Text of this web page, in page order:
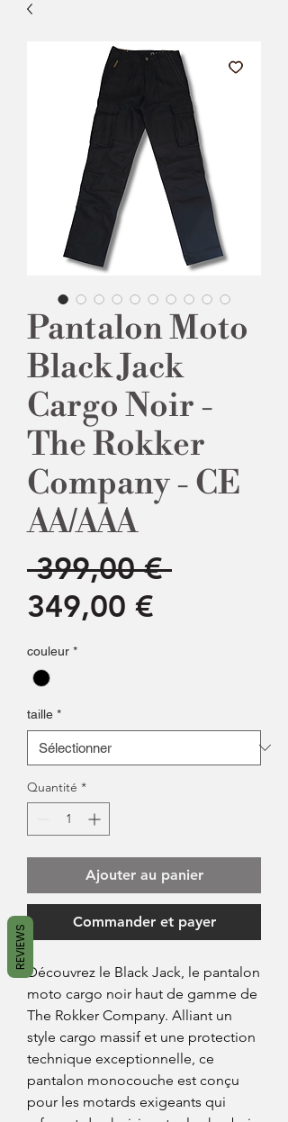
Pantalon Moto
Black Jack
Cargo Noir -
The Rokker
Company - CE
AA/AAA
399,00 € Prix
349,00 €
couleur *
taille *
Quantité *
Ajouter au panier
Commander et payer
Découvrez le Black Jack, le pantalon
moto cargo noir haut de gamme de
The Rokker Company. Alliant un
style cargo massif et une protection
technique exceptionnelle, ce
pantalon monocouche est conçu
pour les motards exigeants qui
REVIEWS